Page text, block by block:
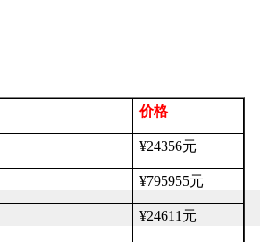
价格
¥24356元
¥795955元
¥24611 元